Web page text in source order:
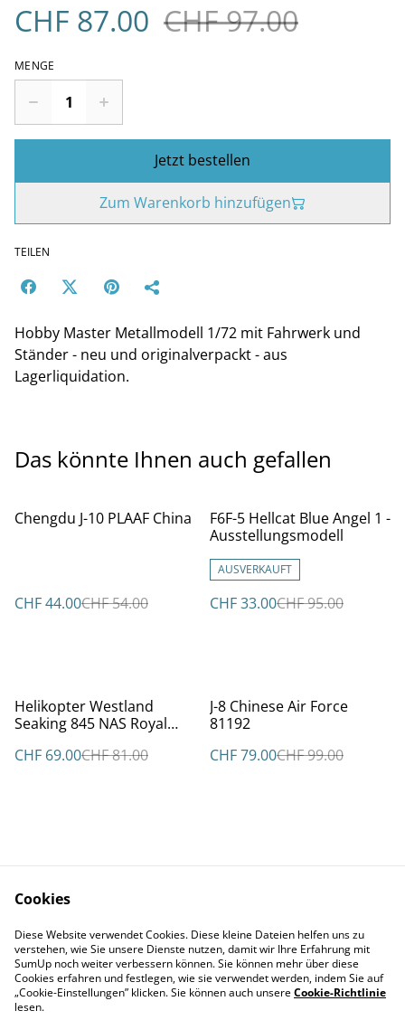
CHF 87.00 CHF 97.00
MENGE
Jetzt bestellen
Zum Warenkorb hinzufügen
TEILEN
Hobby Master Metallmodell 1/72 mit Fahrwerk und
Ständer - neu und originalverpackt - aus
Lagerliquidation.
Das könnte Ihnen auch gefallen
%
Chengdu J-10 PLAAF China
CHF 44.00CHF 54.00
%
F6F-5 Hellcat Blue Angel 1 -
Ausstellungsmodell
AUSVERKAUFT
CHF 33.00CHF 95.00
%
Helikopter Westland
Seaking 845 NAS Royal
CHF 69.00CHF 81.00
%
J-8 Chinese Air Force
81192
CHF 79.00CHF 99.00
Datenschutz
Cookie Policy
Impressum
Cookies
Diese Website verwendet Cookies. Diese kleine Dateien helfen uns zu
verstehen, wie Sie unsere Dienste nutzen, damit wir Ihre Erfahrung mit
SumUp noch weiter verbessern können. Sie können mehr über diese
Cookies erfahren und festlegen, wie sie verwendet werden, indem Sie auf
„Cookie-Einstellungen” klicken. Sie können auch unsereCookie-Richtlinie
lesen.